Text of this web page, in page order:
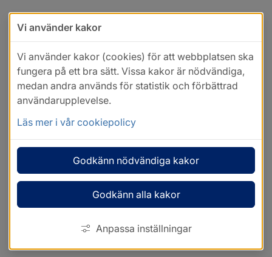
Vi använder kakor
Vi använder kakor (cookies) för att webbplatsen ska
fungera på ett bra sätt. Vissa kakor är nödvändiga,
medan andra används för statistik och förbättrad
användarupplevelse.
Läs mer i vår cookiepolicy
Godkänn nödvändiga kakor
Godkänn alla kakor
Anpassa inställningar